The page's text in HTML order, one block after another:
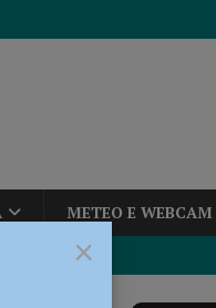
METEO E WEBCAM
×